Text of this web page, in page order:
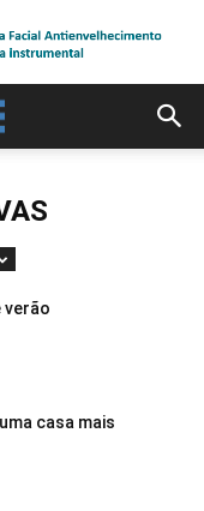
verão
casa mais